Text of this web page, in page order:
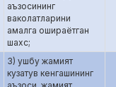
аъзосининг
ваколатларини
амалга ошираётган
шахс;
3) ушбу жамият
кузатув кенгашининг